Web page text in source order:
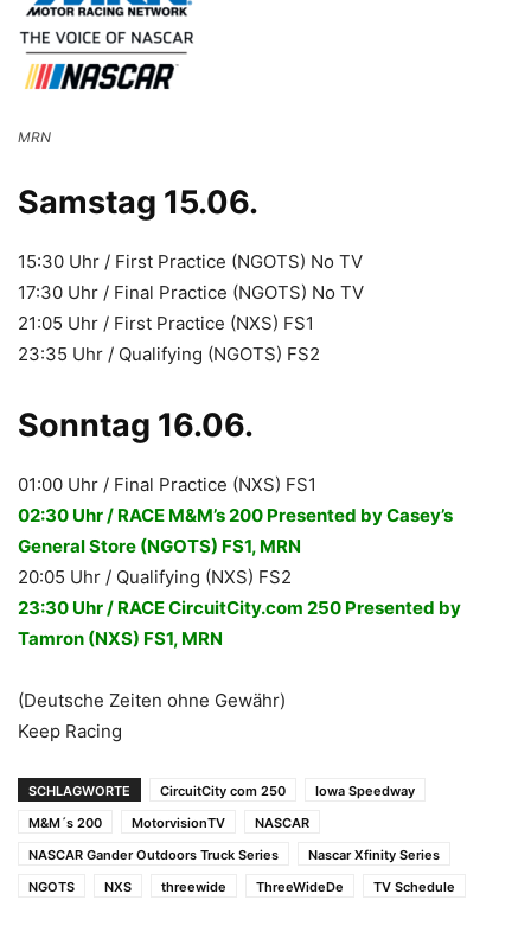
MRN
Samstag 15.06.
15:30 Uhr / First Practice (NGOTS) No TV
17:30 Uhr / Final Practice (NGOTS) No TV
21:05 Uhr / First Practice (NXS) FS1
23:35 Uhr / Qualifying (NGOTS) FS2
Sonntag 16.06.
01:00 Uhr / Final Practice (NXS) FS1
02:30 Uhr / RACE M&M’s 200 Presented by Casey’s
General Store (NGOTS) FS1, MRN
20:05 Uhr / Qualifying (NXS) FS2
23:30 Uhr / RACE CircuitCity.com 250 Presented by
Tamron (NXS) FS1, MRN
(Deutsche Zeiten ohne Gewähr)
Keep Racing
SCHLAGWORTE CircuitCity com 250
Iowa Speedway
M&M´s 200
MotorvisionTV
NASCAR
NASCAR Gander Outdoors Truck Series
Nascar Xfinity Series
NGOTS
NXS threewide ThreeWideDe TV Schedule